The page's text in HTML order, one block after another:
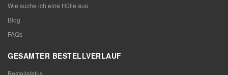
Wie suche ich eine Hülle aus
Blog
FAQs
GESAMTER BESTELLVERLAUF
Bestellstatus